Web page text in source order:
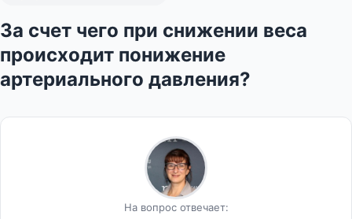
За счет чего при снижении веса
происходит понижение
артериального давления?
На вопрос отвечает: